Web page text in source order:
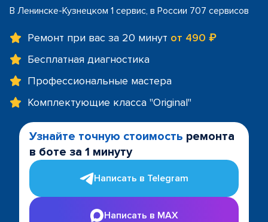
В Ленинске-Кузнецком 1 сервис, в России 707 сервисов
Ремонт при вас за 20 минут от 490 ₽
Бесплатная диагностика
Профессиональные мастера
Комплектующие класса "Original"
Узнайте точную стоимость ремонта
в боте за 1 минуту
Написать в Telegram
Написать в MAX